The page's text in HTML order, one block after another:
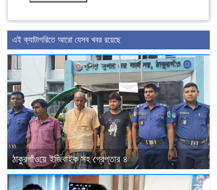
এই ক্যাটাগরিতে আরো যেসব খবর রয়েছে
ঠাকুরগাঁওয়ে ইজিবাইক সহ গ্রেপ্তার ৪